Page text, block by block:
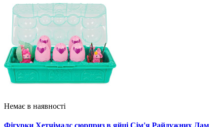
Немає в наявності
Фігурки Хетчімалс сюрприз в яйці Сім'я Райдужних Лам